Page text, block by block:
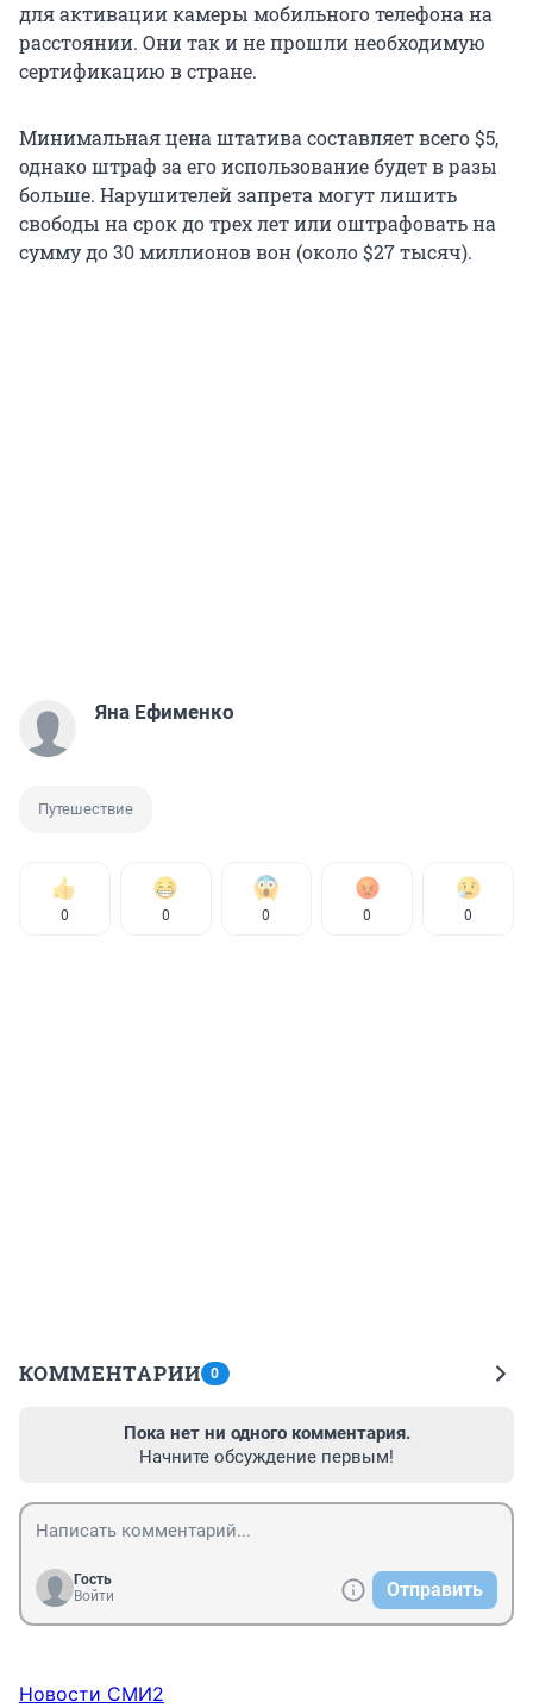
для активации камеры мобильного телефона на
расстоянии. Они так и не прошли необходимую
сертификацию в стране.
Минимальная цена штатива составляет всего $5,
однако штраф за его использование будет в разы
больше. Нарушителей запрета могут лишить
свободы на срок до трех лет или оштрафовать на
сумму до 30 миллионов вон (около $27 тысяч).
Яна Ефименко
Путешествие
0 0 0 0 0
КОММЕНТАРИИ 0
Пока нет ни одного комментария.
Начните обсуждение первым!
Гость
Войти
Отправить
Новости СМИ2